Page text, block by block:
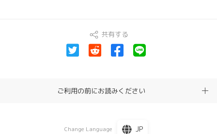
共有する
ご利用の前にお読みください
Change Language JP